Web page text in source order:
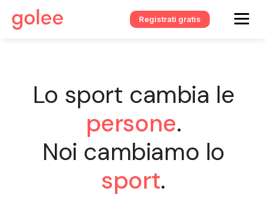
Registrati gratis
Lo sport cambia le
persone.
Noi cambiamo lo
sport.